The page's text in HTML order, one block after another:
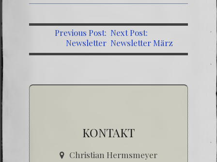
Previous Post:
Newsletter
Dezember 2016
Next Post:
Newsletter März
2017
KONTAKT
Christian Hermsmeyer